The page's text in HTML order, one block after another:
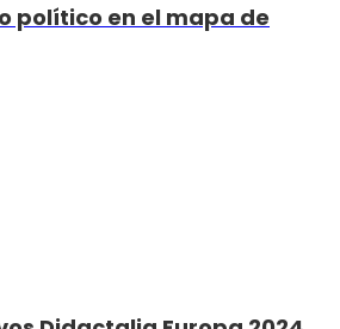
político en el mapa de